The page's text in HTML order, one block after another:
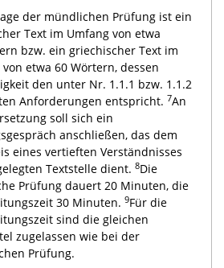
der mündlichen Prüfung ist ein
Text im Umfang von etwa
bzw. ein griechischer Text im
etwa 60 Wörtern, dessen
den unter Nr. 1.1.1 bzw. 1.1.2
Anforderungen entspricht. 7An
soll sich ein
anschließen, das dem
eines vertieften Verständnisses
Textstelle dient. 8Die
Prüfung dauert 20 Minuten, die
30 Minuten. 9Für die
sind die gleichen
zugelassen wie bei der
Prüfung.